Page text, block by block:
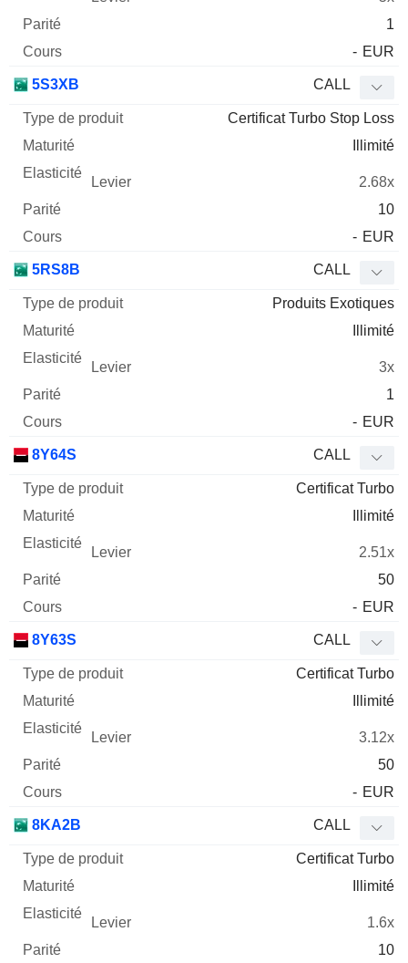
1
- EUR
5S3XB CALL
Certificat Turbo Stop Loss
Illimité
2.68x
10
- EUR
5RS8B CALL
Produits Exotiques
Illimité
3x
1
- EUR
8Y64S CALL
Certificat Turbo
Illimité
2.51x
50
- EUR
8Y63S CALL
Certificat Turbo
Illimité
3.12x
50
- EUR
8KA2B CALL
Certificat Turbo
Illimité
1.6x
10